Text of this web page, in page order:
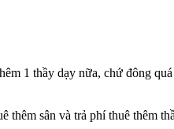
1 thầy dạy nữa, chứ đông
thêm sân và trả phí thuê thêm